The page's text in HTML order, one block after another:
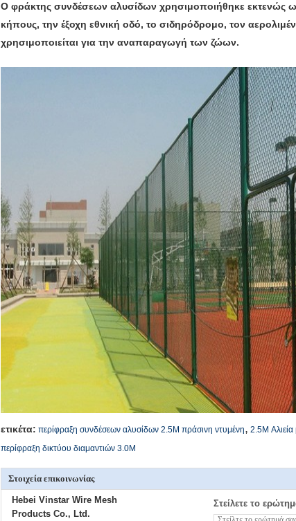
Ο φράκτης συνδέσεων αλυσίδων χρησιμοποιήθηκε εκτενώς
κήπους, την έξοχη εθνική οδό, το σιδηρόδρομο, τον
χρησιμοποιείται για την αναπαραγωγή των ζώων.
ετικέτα: περίφραξη συνδέσεων αλυσίδων 2.5M πράσινη ντυμένη, 2.5M
περίφραξη δικτύου διαμαντιών 3.0M
Στοιχεία επικοινωνίας
Hebei Vinstar Wire Mesh
Products Co., Ltd.
Στείλετε το